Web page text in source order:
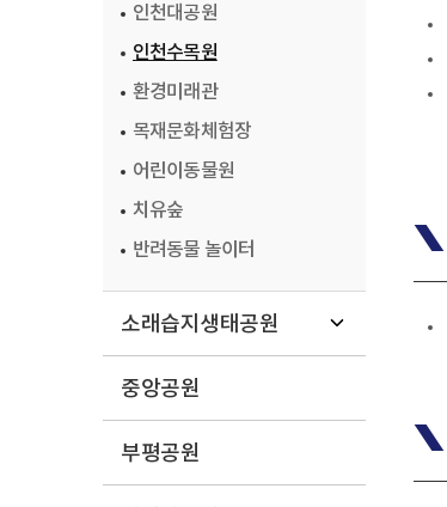
인천대공원
인천수목원
환경미래관
목재문화체험장
어린이동물원
치유숲
반려동물 놀이터
소래습지생태공원
중앙공원
부평공원